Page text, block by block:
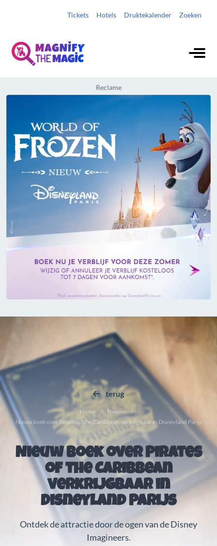
Tickets Hotels Druktekalender Zoeken
Reclame
terug
Home
Nieuws
Nieuw boek over Pirates of the Caribbean verkrijgbaar in Disneyland Parijs
Nieuw boek over Pirates
of the Caribbean
verkrijgbaar in
Disneyland Parijs
Ontdek de attractie door de ogen van de Disney
Imagineers.